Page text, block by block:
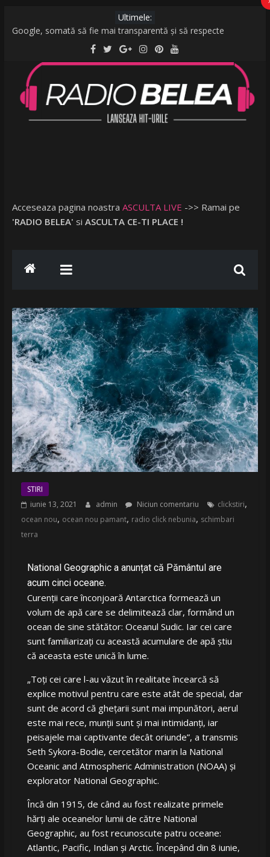
Ultimele:
Google, somată să fie mai transparentă și să respecte
legislația UE: Cum stabilește ordinea rezultatelor unei căutări?
De la caniculă la vijelii în câteva minute. O furtună puternică a
făcut ravagii în zeci de localități și în București
Raed Arafat: Nu cred că vorbim despre discriminare dacă se
limitează accesul celor nevaccinați în anumite locații
AMI – O Fată Obişnuită
Ce a postat Lambada, fosta soție a lui Tzancă Uraganu, la
Acceseaza pagina noastra ASCULTA LIVE ->> Ramai pe
'RADIO BELEA' si ASCULTA CE-TI PLACE !
STIRI
iunie 13, 2021
admin Niciun comentariu clickstiri,
ocean nou, ocean nou pamant, radio click nebunia, schimbari
terra
National Geographic a anunțat că Pământul are
acum cinci oceane.
Curenții care înconjoară Antarctica formează un
volum de apă care se delimitează clar, formând un
ocean de sine stătător: Oceanul Sudic. Iar cei care
sunt familiarizați cu această acumulare de apă știu
că aceasta este unică în lume.
„Toți cei care l-au văzut în realitate încearcă să
explice motivul pentru care este atât de special, dar
sunt de acord că ghețarii sunt mai impunători, aerul
este mai rece, munții sunt și mai intimidanți, iar
peisajele mai captivante decât oriunde”, a transmis
Seth Sykora-Bodie, cercetător marin la National
Oceanic and Atmospheric Administration (NOAA) și
explorator National Geographic.
Încă din 1915, de când au fost realizate primele
hărți ale oceanelor lumii de către National
Geographic, au fost recunoscute patru oceane:
Atlantic, Pacific, Indian și Arctic. Începând din 8 iunie,